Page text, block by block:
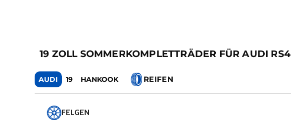
19 ZOLL SOMMERKOMPLETTRÄDER FÜR AUDI RS4
AUDI 19 HANKOOK REIFEN
FELGEN